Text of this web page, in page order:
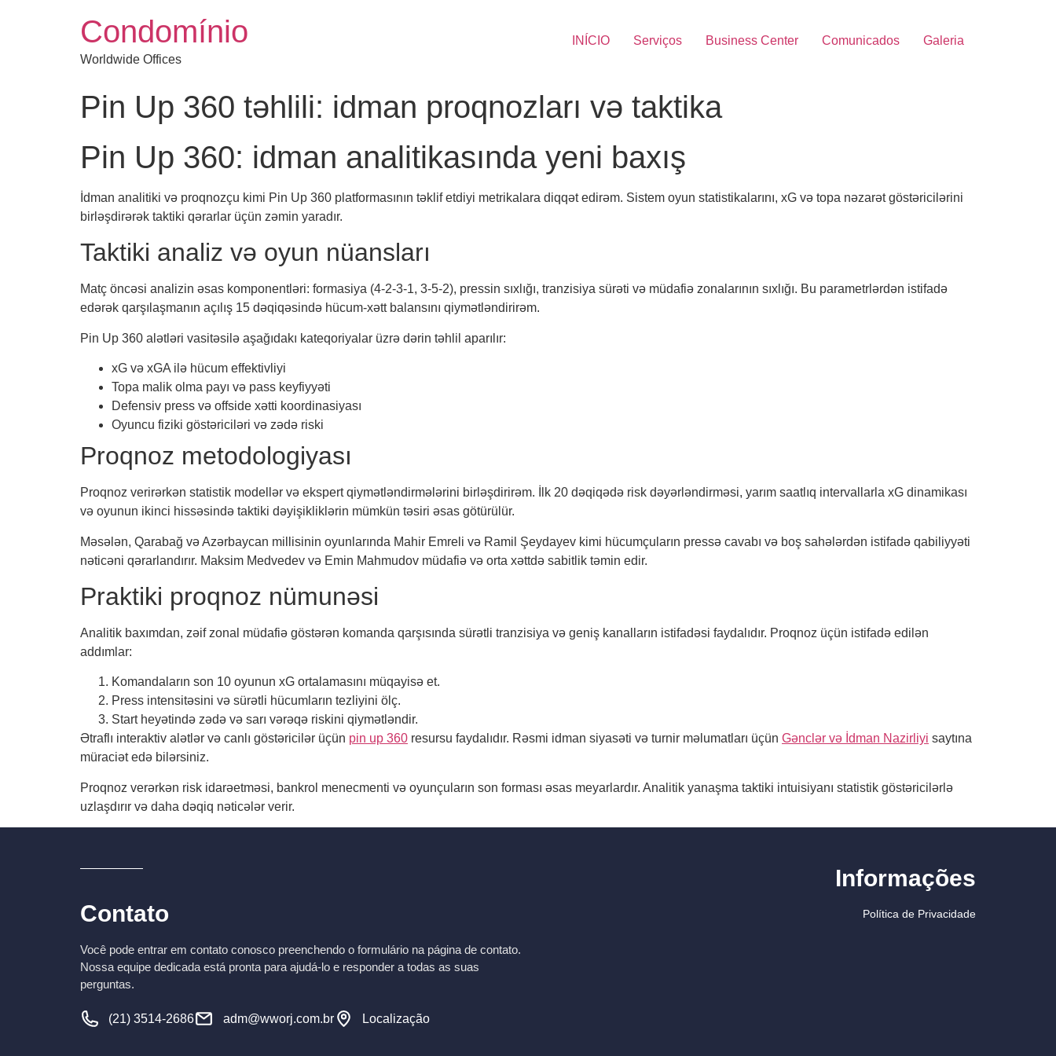
Condomínio
Worldwide Offices
INÍCIO Serviços Business Center Comunicados Galeria
Pin Up 360 təhlili: idman proqnozları və taktika
Pin Up 360: idman analitikasında yeni baxış
İdman analitiki və proqnozçu kimi Pin Up 360 platformasının təklif etdiyi metrikalara diqqət edirəm. Sistem oyun statistikalarını, xG və topa nəzarət göstəricilərini
birləşdirərək taktiki qərarlar üçün zəmin yaradır.
Taktiki analiz və oyun nüansları
Matç öncəsi analizin əsas komponentləri: formasiya (4-2-3-1, 3-5-2), pressin sıxlığı, tranzisiya sürəti və müdafiə zonalarının sıxlığı. Bu parametrlərdən istifadə
edərək qarşılaşmanın açılış 15 dəqiqəsində hücum-xətt balansını qiymətləndirirəm.
Pin Up 360 alətləri vasitəsilə aşağıdakı kateqoriyalar üzrə dərin təhlil aparılır:
xG və xGA ilə hücum effektivliyi
Topa malik olma payı və pass keyfiyyəti
Defensiv press və offside xətti koordinasiyası
Oyuncu fiziki göstəriciləri və zədə riski
Proqnoz metodologiyası
Proqnoz verirərkən statistik modellər və ekspert qiymətləndirmələrini birləşdirirəm. İlk 20 dəqiqədə risk dəyərləndirməsi, yarım saatlıq intervallarla xG dinamikası
və oyunun ikinci hissəsində taktiki dəyişikliklərin mümkün təsiri əsas götürülür.
Məsələn, Qarabağ və Azərbaycan millisinin oyunlarında Mahir Emreli və Ramil Şeydayev kimi hücumçuların pressə cavabı və boş sahələrdən istifadə qabiliyyəti
nəticəni qərarlandırır. Maksim Medvedev və Emin Mahmudov müdafiə və orta xəttdə sabitlik təmin edir.
Praktiki proqnoz nümunəsi
Analitik baxımdan, zəif zonal müdafiə göstərən komanda qarşısında sürətli tranzisiya və geniş kanalların istifadəsi faydalıdır. Proqnoz üçün istifadə edilən
addımlar:
Komandaların son 10 oyunun xG ortalamasını müqayisə et.
Press intensitəsini və sürətli hücumların tezliyini ölç.
Start heyətində zədə və sarı vərəqə riskini qiymətləndir.
Ətraflı interaktiv alətlər və canlı göstəricilər üçün pin up 360 resursu faydalıdır. Rəsmi idman siyasəti və turnir məlumatları üçün Gənclər və İdman Nazirliyi saytına
müraciət edə bilərsiniz.
Proqnoz verərkən risk idarəetməsi, bankrol menecmenti və oyunçuların son forması əsas meyarlardır. Analitik yanaşma taktiki intuisiyanı statistik göstəricilərlə
uzlaşdırır və daha dəqiq nəticələr verir.
Contato
Você pode entrar em contato conosco preenchendo o formulário na página de contato.
Nossa equipe dedicada está pronta para ajudá-lo e responder a todas as suas
perguntas.
(21) 3514-2686 adm@wworj.com.br Localização
Informações
Política de Privacidade